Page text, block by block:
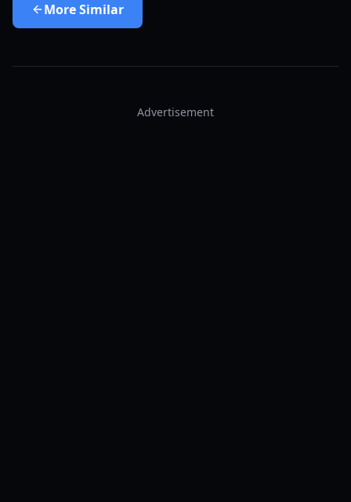
MoreSimilar
Advertisement